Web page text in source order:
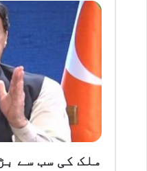
ملک کی سب سے